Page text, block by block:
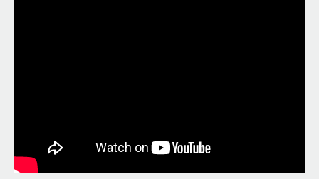
преодолеть существующие барьеры через
обучение, карьерное сопровождение и прямые